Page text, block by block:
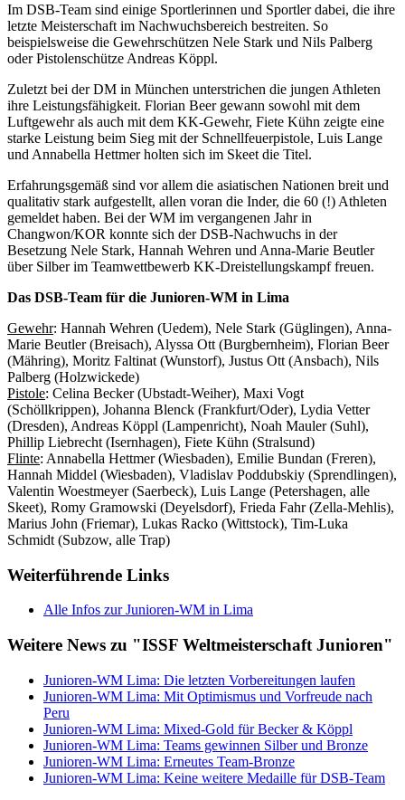
Im DSB-Team sind einige Sportlerinnen und Sportler dabei, die ihre
letzte Meisterschaft im Nachwuchsbereich bestreiten. So
beispielsweise die Gewehrschützen Nele Stark und Nils Palberg
oder Pistolenschütze Andreas Köppl.
Zuletzt bei der DM in München unterstrichen die jungen Athleten
ihre Leistungsfähigkeit. Florian Beer gewann sowohl mit dem
Luftgewehr als auch mit dem KK-Gewehr, Fiete Kühn zeigte eine
starke Leistung beim Sieg mit der Schnellfeuerpistole, Luis Lange
und Annabella Hettmer holten sich im Skeet die Titel.
Erfahrungsgemäß sind vor allem die asiatischen Nationen breit und
qualitativ stark aufgestellt, allen voran die Inder, die 60 (!) Athleten
gemeldet haben. Bei der WM im vergangenen Jahr in
Changwon/KOR konnte sich der DSB-Nachwuchs in der
Besetzung Nele Stark, Hannah Wehren und Anna-Marie Beutler
über Silber im Teamwettbewerb KK-Dreistellungskampf freuen.
Das DSB-Team für die Junioren-WM in Lima
Gewehr: Hannah Wehren (Uedem), Nele Stark (Güglingen), Anna-
Marie Beutler (Breisach), Alyssa Ott (Burgbernheim), Florian Beer
(Mähring), Moritz Faltinat (Wunstorf), Justus Ott (Ansbach), Nils
Palberg (Holzwickede)
Pistole: Celina Becker (Ubstadt-Weiher), Maxi Vogt
(Schöllkrippen), Johanna Blenck (Frankfurt/Oder), Lydia Vetter
(Dresden), Andreas Köppl (Lampenricht), Noah Mauler (Suhl),
Phillip Liebrecht (Isernhagen), Fiete Kühn (Stralsund)
Flinte: Annabella Hettmer (Wiesbaden), Emilie Bundan (Freren),
Hannah Middel (Wiesbaden), Vladislav Poddubskiy (Sprendlingen),
Valentin Woestmeyer (Saerbeck), Luis Lange (Petershagen, alle
Skeet), Romy Gramowski (Deyelsdorf), Frieda Fahr (Zella-Mehlis),
Marius John (Friemar), Lukas Racko (Wittstock), Tim-Luka
Schmidt (Subzow, alle Trap)
Weiterführende Links
Alle Infos zur Junioren-WM in Lima
Weitere News zu "ISSF Weltmeisterschaft Junioren"
Junioren-WM Lima: Die letzten Vorbereitungen laufen
Junioren-WM Lima: Mit Optimismus und Vorfreude nach
Peru
Junioren-WM Lima: Mixed-Gold für Becker & Köppl
Junioren-WM Lima: Teams gewinnen Silber und Bronze
Junioren-WM Lima: Erneutes Team-Bronze
Junioren-WM Lima: Keine weitere Medaille für DSB-Team